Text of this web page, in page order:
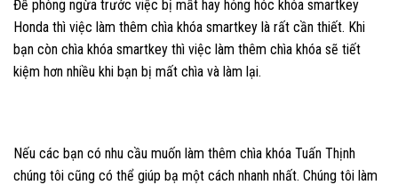
Đề phòng ngừa trước việc bị mất hay hỏng hóc khóa smartkey
Honda thì việc làm thêm chìa khóa smartkey là rất cần thiết. Khi
bạn còn chìa khóa smartkey thì việc làm thêm chìa khóa sẽ tiết
kiệm hơn nhiều khi bạn bị mất chìa và làm lại.
Nếu các bạn có nhu cầu muốn làm thêm chìa khóa Tuấn Thịnh
chúng tôi cũng có thể giúp bạ một cách nhanh nhất. Chúng tôi làm